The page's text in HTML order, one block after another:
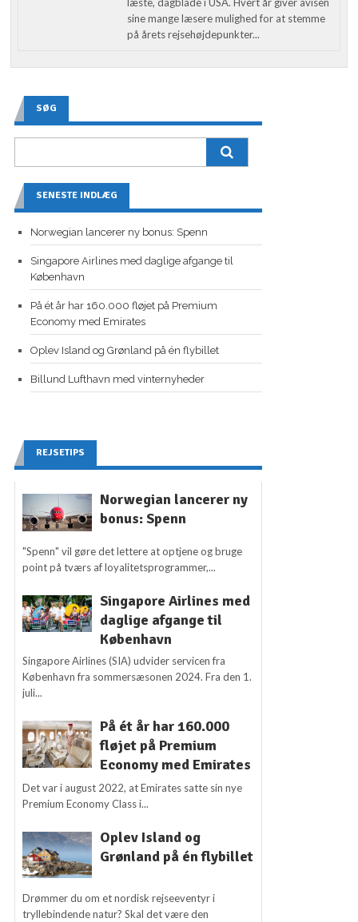
læste, dagblade i USA. Hvert år giver avisen
sine mange læsere mulighed for at stemme
på årets rejsehøjdepunkter...
SØG
SENESTE INDLÆG
Norwegian lancerer ny bonus: Spenn
Singapore Airlines med daglige afgange til
København
På ét år har 160.000 fløjet på Premium
Economy med Emirates
Oplev Island og Grønland på én flybillet
Billund Lufthavn med vinternyheder
REJSETIPS
Norwegian lancerer ny
bonus: Spenn
"Spenn" vil gøre det lettere at optjene og bruge
point på tværs af loyalitetsprogrammer,...
Singapore Airlines med
daglige afgange til
København
Singapore Airlines (SIA) udvider servicen fra
København fra sommersæsonen 2024. Fra den 1.
juli...
På ét år har 160.000
fløjet på Premium
Economy med Emirates
Det var i august 2022, at Emirates satte sin nye
Premium Economy Class i...
Oplev Island og
Grønland på én flybillet
Drømmer du om et nordisk rejseeventyr i
tryllebindende natur? Skal det være den